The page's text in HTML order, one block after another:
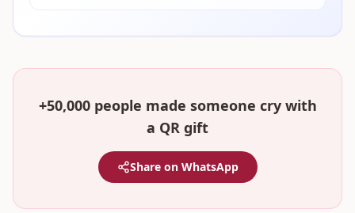
+50,000 people made someone cry with
a QR gift
Share on WhatsApp